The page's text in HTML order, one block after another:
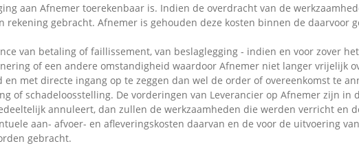
aan Afnemer toerekenbaar is. Indien de overdracht van de
gebracht. Afnemer is gehouden deze kosten binnen de daarvoor
van betaling of faillissement, van beslaglegging - indien en voor zover
of een andere omstandigheid waardoor Afnemer niet langer vrijelijk
met directe ingang op te zeggen dan wel de order of overeenkomst te
of schadeloosstelling. De vorderingen van Leverancier op Afnemer zijn in
annuleert, dan zullen de werkzaamheden die werden verricht en
aan- afvoer- en afleveringskosten daarvan en de voor de uitvoering
gebracht.